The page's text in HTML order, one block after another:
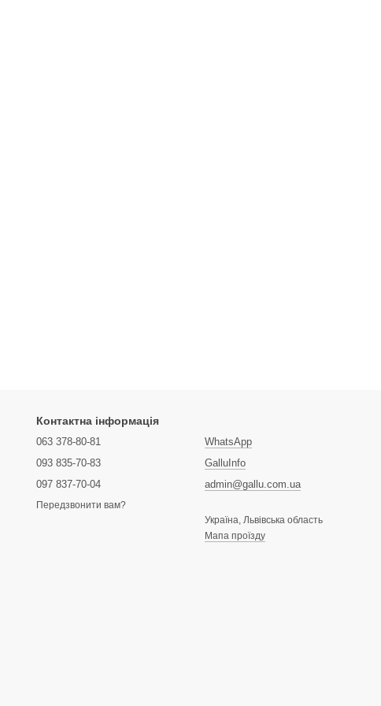
Контактна інформація
063 378-80-81
093 835-70-83
097 837-70-04
Передзвонити вам?
WhatsApp
GalluInfo
admin@gallu.com.ua
Україна, Львівська область
Мапа проїзду